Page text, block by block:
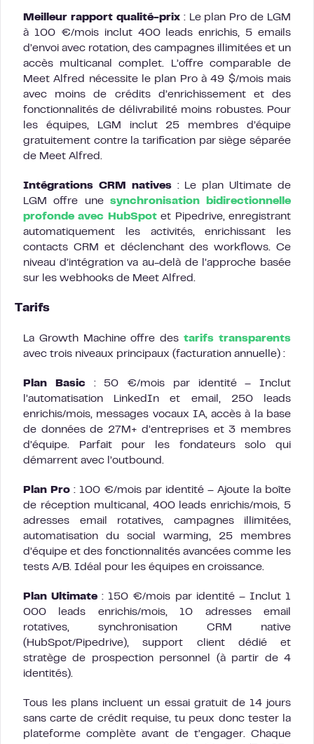
Meilleur rapport qualité-prix: Le plan Pro de LGM
à 100 €/mois inclut 400 leads enrichis, 5 emails
d’envoi avec rotation, des campagnes illimitées et un
accès multicanal complet. L’offre comparable de
Meet Alfred nécessite le plan Pro à 49 $/mois mais
avec moins de crédits d’enrichissement et des
fonctionnalités de délivrabilité moins robustes. Pour
les équipes, LGM inclut 25 membres d’équipe
gratuitement contre la tarification par siège séparée
de Meet Alfred.
Intégrations CRM natives: Le plan Ultimate de
LGM offre une synchronisation bidirectionnelle
profonde avec HubSpotet Pipedrive, enregistrant
automatiquement les activités, enrichissant les
contacts CRM et déclenchant des workflows. Ce
niveau d’intégration va au-delà de l’approche basée
sur les webhooks de Meet Alfred.
Tarifs
La Growth Machine offre destarifs transparents
avec trois niveaux principaux (facturation annuelle) :
Plan Basic: 50 €/mois par identité – Inclut
l’automatisation LinkedIn et email, 250 leads
enrichis/mois, messages vocaux IA, accès à la base
de données de 27M+ d’entreprises et 3 membres
d’équipe. Parfait pour les fondateurs solo qui
démarrent avec l’outbound.
Plan Pro : 100 €/mois par identité – Ajoute la boîte
de réception multicanal, 400 leads enrichis/mois, 5
adresses email rotatives, campagnes illimitées,
automatisation du social warming, 25 membres
d’équipe et des fonctionnalités avancées comme les
tests A/B. Idéal pour les équipes en croissance.
Plan Ultimate : 150 €/mois par identité – Inclut 1
000 leads enrichis/mois, 10 adresses email
rotatives, synchronisation CRM native
(HubSpot/Pipedrive), support client dédié et
stratège de prospection personnel (à partir de 4
identités).
Tous les plans incluent un essai gratuit de 14 jours
sans carte de crédit requise, tu peux donc tester la
plateforme complète avant de t’engager. Chaque